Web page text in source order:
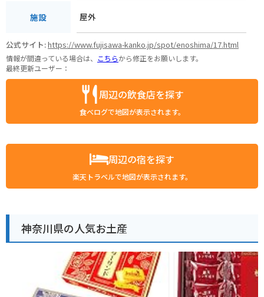
施設 屋外
公式サイト:https://www.fujisawa-kanko.jp/spot/enoshima/17.html
情報が間違っている場合は、 こちらから修正をお願いします。
最終更新ユーザー：
周辺の飲食店を探す
食べログで地図が表示されます。
周辺の宿を探す
楽天トラベルで地図が表示されます。
神奈川県の人気お土産